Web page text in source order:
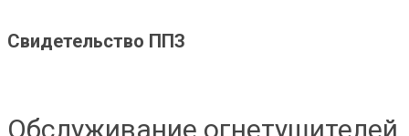
Свидетельство ППЗ
Обслуживание огнетушителей